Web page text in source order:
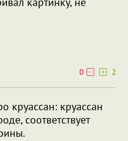
0
2
круассан: круассан
соответствует